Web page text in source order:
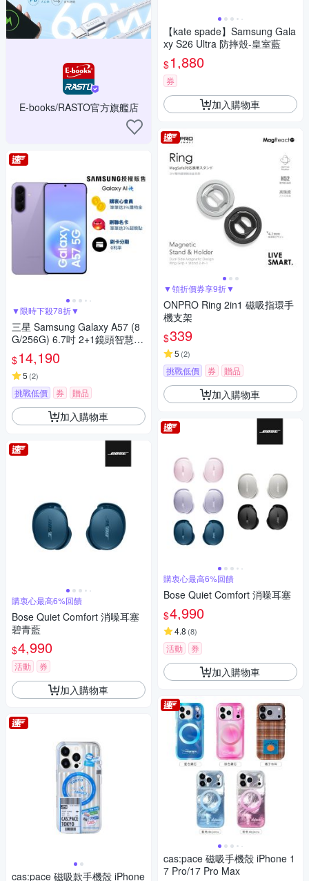
E-books/RASTO官方旗艦店
▼限時下殺78折▼
三星 Samsung Galaxy A57 (8
G/256G) 6.7吋 2+1鏡頭智慧手
機
$14,190
5 (2)
挑戰低價 券 贈品
加入購物車
購衷心最高6%回饋
Bose Quiet Comfort 消噪耳塞
碧青藍
$4,990
活動 券
加入購物車
cas:pace 磁吸款手機殼 iPhone
【kate spade】Samsung Gala
xy S26 Ultra 防摔殼-皇室藍
$1,880
券
加入購物車
▼領折價券享9折▼
ONPRO Ring 2in1 磁吸指環手
機支架
$339
5 (2)
挑戰低價 券 贈品
加入購物車
購衷心最高6%回饋
Bose Quiet Comfort 消噪耳塞
$4,990
4.8 (8)
活動 券
加入購物車
cas:pace 磁吸手機殼 iPhone 1
7 Pro/17 Pro Max